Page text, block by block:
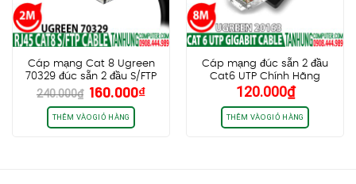
Cáp mạng Cat 8 Ugreen
70329 đúc sẵn 2 đầu S/FTP
dài 2m cao cấp chính
hãng
240.000₫ Giá
gốc
là:
240.000₫.
160.000₫Giá
THÊM VÀO GIỎ HÀNG
Cáp mạng đúc sẵn 2 đầu
Cat6 UTP Chính Hãng
Ugreen 20163 Cao Cấp dài
8m( Gigabit-Black)
120.000₫
THÊM VÀO GIỎ HÀNG